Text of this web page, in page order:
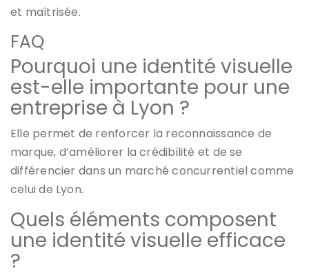
et maîtrisée.
FAQ
Pourquoi une identité visuelle
est-elle importante pour une
entreprise à Lyon ?
Elle permet de renforcer la reconnaissance de
marque, d’améliorer la crédibilité et de se
différencier dans un marché concurrentiel comme
celui de Lyon.
Quels éléments composent
une identité visuelle efficace
?